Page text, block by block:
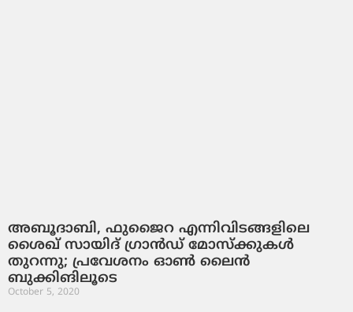
അബൂദാബി, ഫുജൈറ എന്നിവിടങ്ങളിലെ
ശൈഖ് സായിദ് ഗ്രാന്‍ഡ് മോസ്‌ക്കുകള്‍
തുറന്നു; പ്രവേശനം ഓണ്‍ ലൈന്‍
ബുക്കിങിലൂടെ
October 5, 2020